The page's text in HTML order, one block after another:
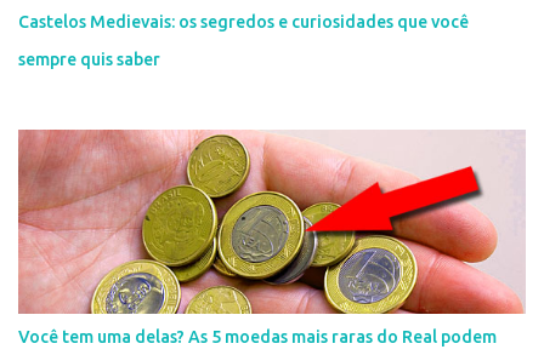
Castelos Medievais: os segredos e curiosidades que você
sempre quis saber
Você tem uma delas? As 5 moedas mais raras do Real podem